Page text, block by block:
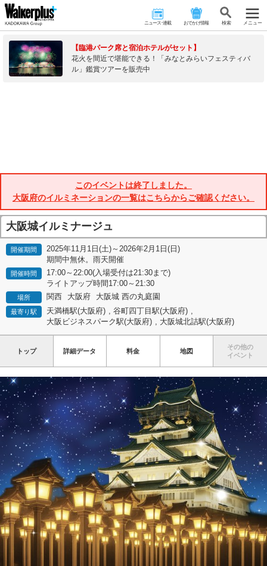
ニュース･連載 おでかけ情報 検 索 メニュー
【臨港パーク席と宿泊ホテルがセット】
花火を間近で堪能できる！「みなとみらいフェスティバ
ル」鑑賞ツアーを販売中
このイベントは終了しました。
大阪府のイルミネーションの一覧はこちらからご確認ください。
大阪城イルミナージュ
開催期間
2025年11月1日(土)～2026年2月1日(日)
期間中無休。雨天開催
開催時間
17:00～22:00(入場受付は21:30まで)
ライトアップ時間17:00～21:30
場所 関西 大阪府 大阪城 西の丸庭園
最寄り駅 天満橋駅(大阪府) , 谷町四丁目駅(大阪府) ,
大阪ビジネスパーク駅(大阪府) , 大阪城北詰駅(大阪府)
トップ 詳細データ 料金 地図
その他の
イベント